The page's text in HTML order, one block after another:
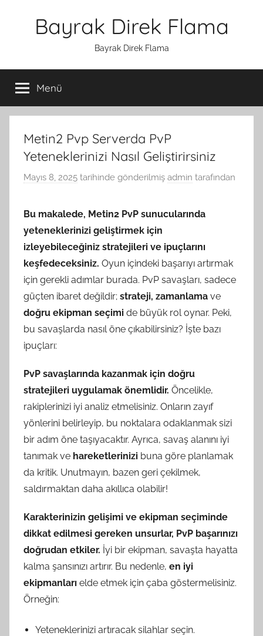
Bayrak Direk Flama
Bayrak Direk Flama
Menü
Metin2 Pvp Serverda PvP
Yeteneklerinizi Nasıl Geliştirirsiniz
Mayıs 8, 2025 tarihinde gönderilmiş admin tarafından
Bu makalede, Metin2 PvP sunucularında
yeteneklerinizi geliştirmek için
izleyebileceğiniz stratejileri ve ipuçlarını
keşfedeceksiniz. Oyun içindeki başarıyı artırmak
için gerekli adımlar burada. PvP savaşları, sadece
güçten ibaret değildir; strateji, zamanlama ve
doğru ekipman seçimi de büyük rol oynar. Peki,
bu savaşlarda nasıl öne çıkabilirsiniz? İşte bazı
ipuçları:
PvP savaşlarında kazanmak için doğru
stratejileri uygulamak önemlidir. Öncelikle,
rakiplerinizi iyi analiz etmelisiniz. Onların zayıf
yönlerini belirleyip, bu noktalara odaklanmak sizi
bir adım öne taşıyacaktır. Ayrıca, savaş alanını iyi
tanımak ve hareketlerinizi buna göre planlamak
da kritik. Unutmayın, bazen geri çekilmek,
saldırmaktan daha akıllıca olabilir!
Karakterinizin gelişimi ve ekipman seçiminde
dikkat edilmesi gereken unsurlar, PvP başarınızı
doğrudan etkiler. İyi bir ekipman, savaşta hayatta
kalma şansınızı artırır. Bu nedenle, en iyi
ekipmanları elde etmek için çaba göstermelisiniz.
Örneğin:
Yeteneklerinizi artıracak silahlar seçin.